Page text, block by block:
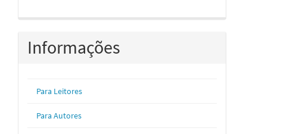
Informações
Para Leitores
Para Autores